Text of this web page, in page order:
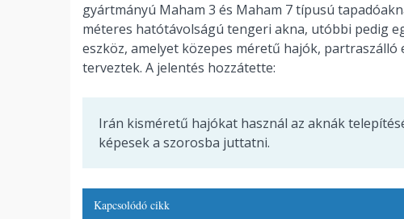
gyártmányú Maham 3 és Maham 7 típusú
méteres hatótávolságú tengeri akna, utóbbi pedig
eszköz, amelyet közepes méretű hajók,
terveztek. A jelentés hozzátette:
Irán kisméretű hajókat használ az aknák
képesek a szorosba juttatni.
Kapcsolódó cikk